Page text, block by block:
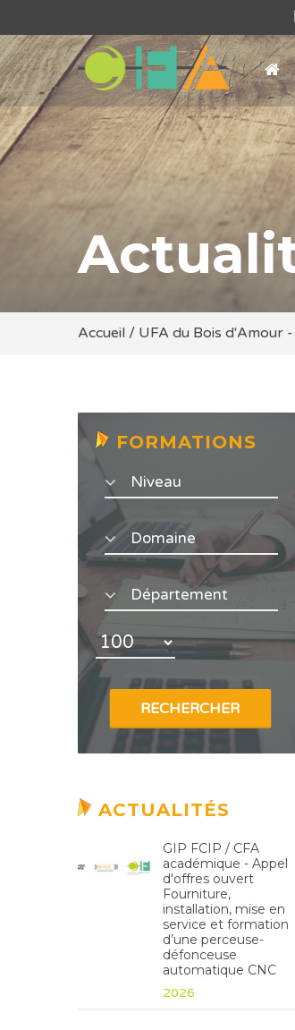
Accueil / UFA du Bois d'Amour
FORMATIONS
ACTUALITÉS
GIP FCIP / CFA
académique - Appel
d'offres ouvert
Fourniture,
installation, mise en
service et formation
d’une perceuse-
défonceuse
automatique CNC
2026